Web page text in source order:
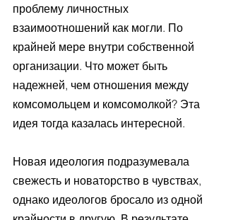
проблему личностных
взаимоотношений как могли. По
крайней мере внутри собственной
организации. Что может быть
надежней, чем отношения между
комсомольцем и комсомолкой? Эта
идея тогда казалась интересной.
Новая идеология подразумевала
свежесть и новаторство в чувствах,
однако идеологов бросало из одной